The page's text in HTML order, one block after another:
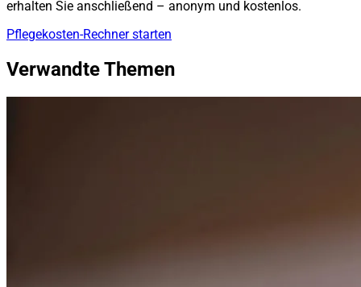
erhalten Sie anschließend – anonym und kostenlos.
Pflegekosten-Rechner starten
Verwandte Themen